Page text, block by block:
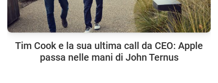
Tim Cook e la sua ultima call da CEO: Apple
passa nelle mani di John Ternus